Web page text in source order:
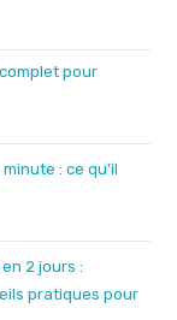
pour
: ce qu’il
2 jours :
pratiques pour